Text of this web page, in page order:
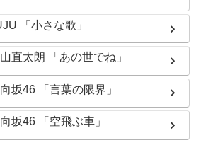
「小さな歌」
直太朗 「あの世でね」
坂46 「言葉の限界」
坂46 「空飛ぶ車」